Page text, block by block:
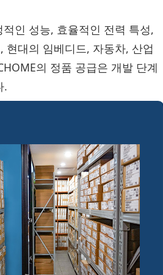
인 성능, 효율적인 전력 특성,
현대의 임베디드, 자동차, 산업
의 정품 공급은 개발 단계
.